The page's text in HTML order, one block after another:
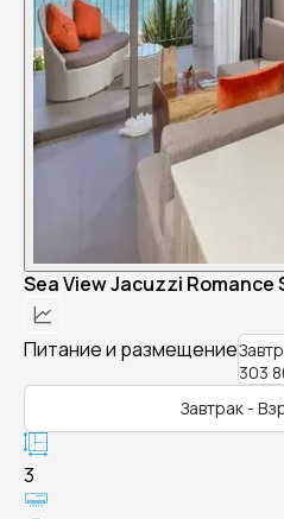
Sea View Jacuzzi Romance
Питание и размещение
303
Завтрак -
3